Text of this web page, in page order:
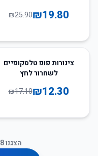
₪19.80
₪25.90
28
צינורות פופ טלסקופיים
לשחרור לחץ
₪12.30
₪17.10
הצגנו8